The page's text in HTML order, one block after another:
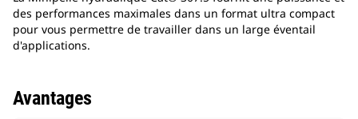
des performances maximales dans un format ultra compact
pour vous permettre de travailler dans un large éventail
d'applications.
Avantages